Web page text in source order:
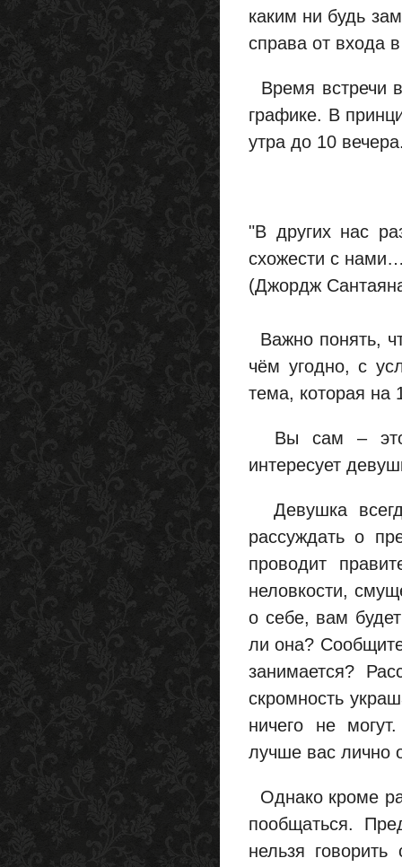
каким ни будь
справа от входа
Время встречи
графике. В
утра до 10
"В других нас
схожести с
(Джордж
Важно понять,
чём угодно, с
тема, которая на
Вы сам – это
интересует
Девушка
рассуждать о
проводит
неловкости,
о себе, вам
ли она?
занимается?
скромность
ничего не
лучше вас лично
Однако кроме
пообщаться.
нельзя